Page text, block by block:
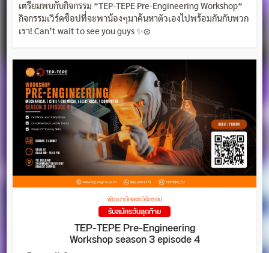
️️เตรียมพบกับกิจกรรม “TEP-TEPE Pre-Engineering Workshop“
กิจกรรมเวิร์คช็อปที่จะพาน้องๆมาค้นหาตัวเองไปพร้อมกันกับพวก
เรา! Can’t wait to see you guys ✨⚙️
พัฒนาทักษะ/เวิร์กชอป
รับสมัครวันสุดท้าย
TEP-TEPE Pre-Engineering
Workshop season 3 episode 4